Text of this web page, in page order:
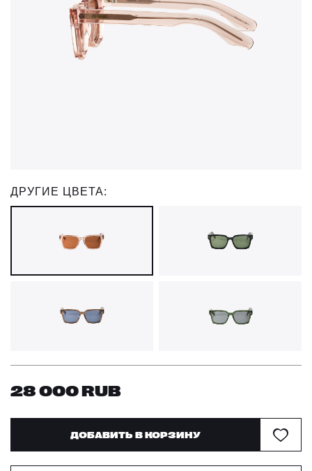
ДРУГИЕ ЦВЕТА:
28 000RUB
ДОБАВИТЬ В КОРЗИНУ